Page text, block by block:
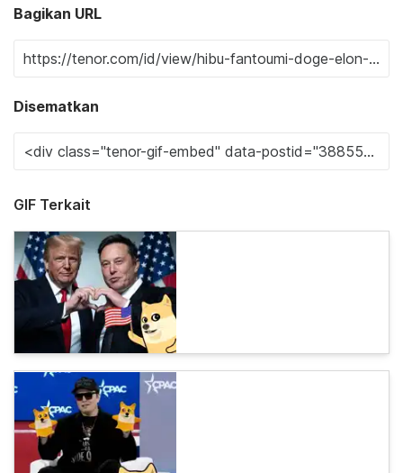
Bagikan URL
Disematkan
GIF Terkait